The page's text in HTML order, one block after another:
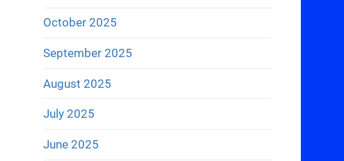
October 2025
September 2025
August 2025
July 2025
June 2025